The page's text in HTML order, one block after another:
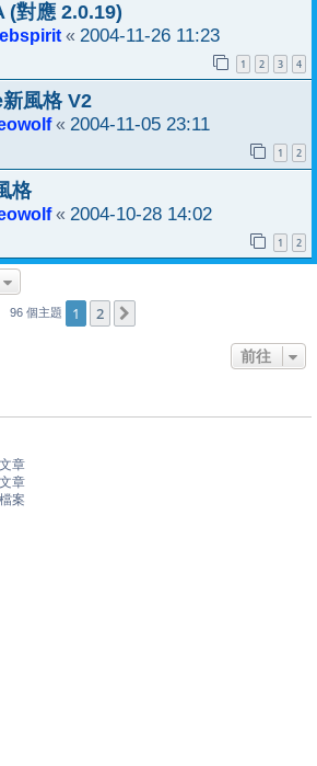
(對應 2.0.19)
« 2004-11-26 11:23
1 2 3 4
風格 V2
« 2004-11-05 23:11
1 2
格
« 2004-10-28 14:02
1 2
96 個主題 1 2
前往
章
章
案